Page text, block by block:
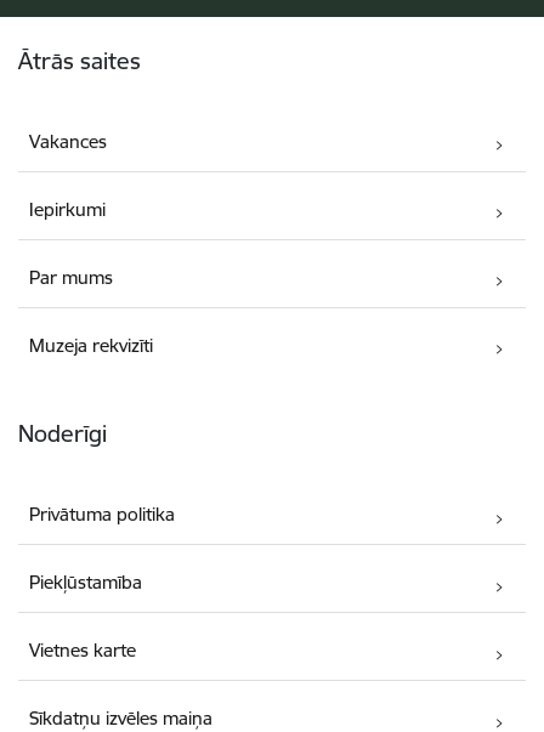
Ātrās saites
Vakances
Iepirkumi
Par mums
Muzeja rekvizīti
Noderīgi
Privātuma politika
Piekļūstamība
Vietnes karte
Sīkdatņu izvēles maiņa